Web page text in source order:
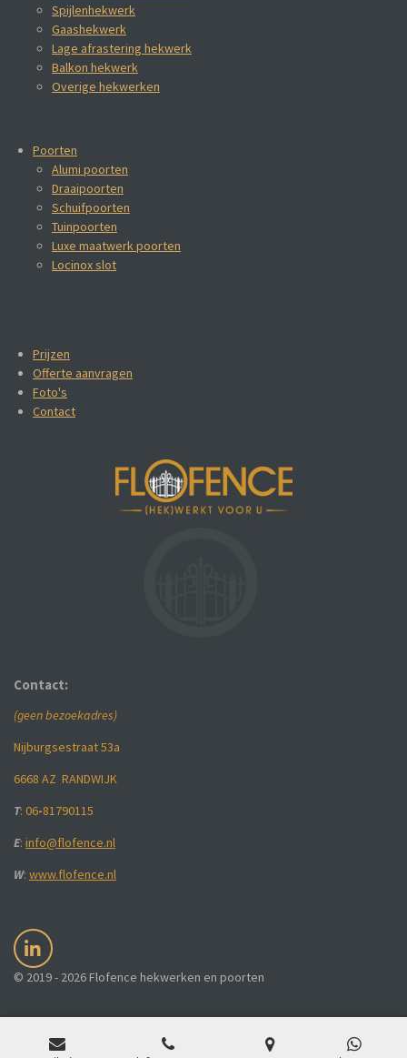
Spijlenhekwerk
Gaashekwerk
Lage afrastering hekwerk
Balkon hekwerk
Overige hekwerken
Poorten
Alumi poorten
Draaipoorten
Schuifpoorten
Tuinpoorten
Luxe maatwerk poorten
Locinox slot
Prijzen
Offerte aanvragen
Foto's
Contact
Contact:
(geen bezoekadres)
Nijburgsestraat 53a
6668 AZ RANDWIJK
T: 06-81790115
E: info@flofence.nl
W: www.flofence.nl
L
i
© 2019 - 2026 Flofence hekwerken en poorten